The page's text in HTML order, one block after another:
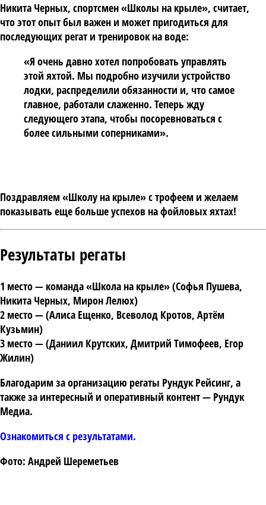
Никита Черных, спортсмен «Школы на крыле», считает,
что этот опыт был важен и может пригодиться для
последующих регат и тренировок на воде:
«Я очень давно хотел попробовать управлять
этой яхтой. Мы подробно изучили устройство
лодки, распределили обязанности и, что самое
главное, работали слаженно. Теперь жду
следующего этапа, чтобы посоревноваться с
более сильными соперниками».
Поздравляем«Школу на крыле»с трофеем и желаем
показывать еще больше успехов на фойловых яхтах!
Результаты регаты
1 место— команда«Школа на крыле»(Софья Пушева,
Никита Черных, Мирон Лелюх)
2 место— (Алиса Ещенко, Всеволод Кротов, Артём
Кузьмин)
3 место— (Даниил Крутских, Дмитрий Тимофеев, Егор
Жилин)
Благодарим за организацию регаты Рундук Рейсинг, а
также за интересный и оперативный контент — Рундук
Медиа.
Ознакомиться с результатами.
Фото: Андрей Шереметьев